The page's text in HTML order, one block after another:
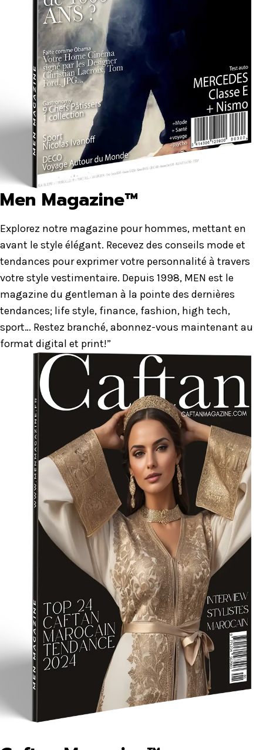
Men Magazine™
Explorez notre magazine pour hommes, mettant en
avant le style élégant. Recevez des conseils mode et
tendances pour exprimer votre personnalité à travers
votre style vestimentaire. Depuis 1998, MEN est le
magazine du gentleman à la pointe des dernières
tendances; life style, finance, fashion, high tech,
sport… Restez branché, abonnez-vous maintenant au
format digital et print!”